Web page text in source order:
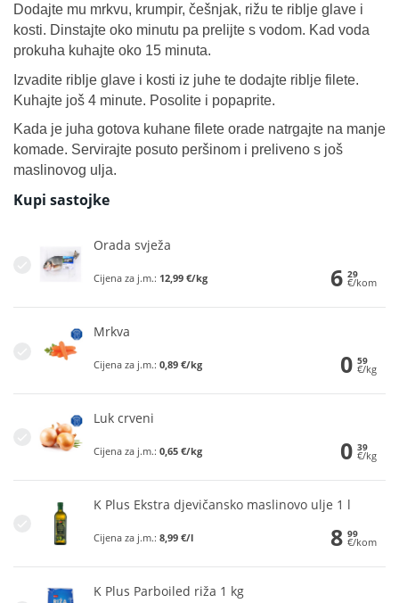
Dodajte mu mrkvu, krumpir, češnjak, rižu te riblje glave i
kosti. Dinstajte oko minutu pa prelijte s vodom. Kad voda
prokuha kuhajte oko 15 minuta.
Izvadite riblje glave i kosti iz juhe te dodajte riblje filete.
Kuhajte još 4 minute. Posolite i popaprite.
Kada je juha gotova kuhane filete orade natrgajte na manje
komade. Servirajte posuto peršinom i preliveno s još
maslinovog ulja.
Kupi sastojke
Orada svježa
Cijena za j.m.: 12,99 €/kg 6 29
€/kom
Mrkva
Cijena za j.m.: 0,89 €/kg 0 59
€/kg
Luk crveni
Cijena za j.m.: 0,65 €/kg 0 39
€/kg
K Plus Ekstra djevičansko maslinovo ulje 1 l
Cijena za j.m.: 8,99 €/l 8 99
€/kom
K Plus Parboiled riža 1 kg